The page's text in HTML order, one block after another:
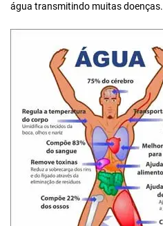
água transmitindo muitas doenças.